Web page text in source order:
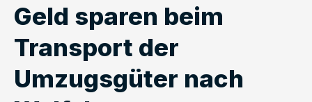
Geld sparen beim
Transport der
Umzugsgüter nach